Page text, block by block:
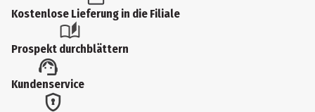
6 Jahre
Artikelnummer des Herstellers
94109
Lizenz (spw)
Funko Anime
Kostenlose Lieferung in die Filiale
Prospekt durchblättern
Kundenservice